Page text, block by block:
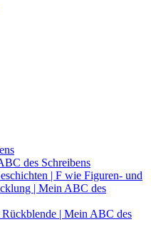
des Schreibens
| F wie Figuren- und
| Mein ABC des
| Mein ABC des